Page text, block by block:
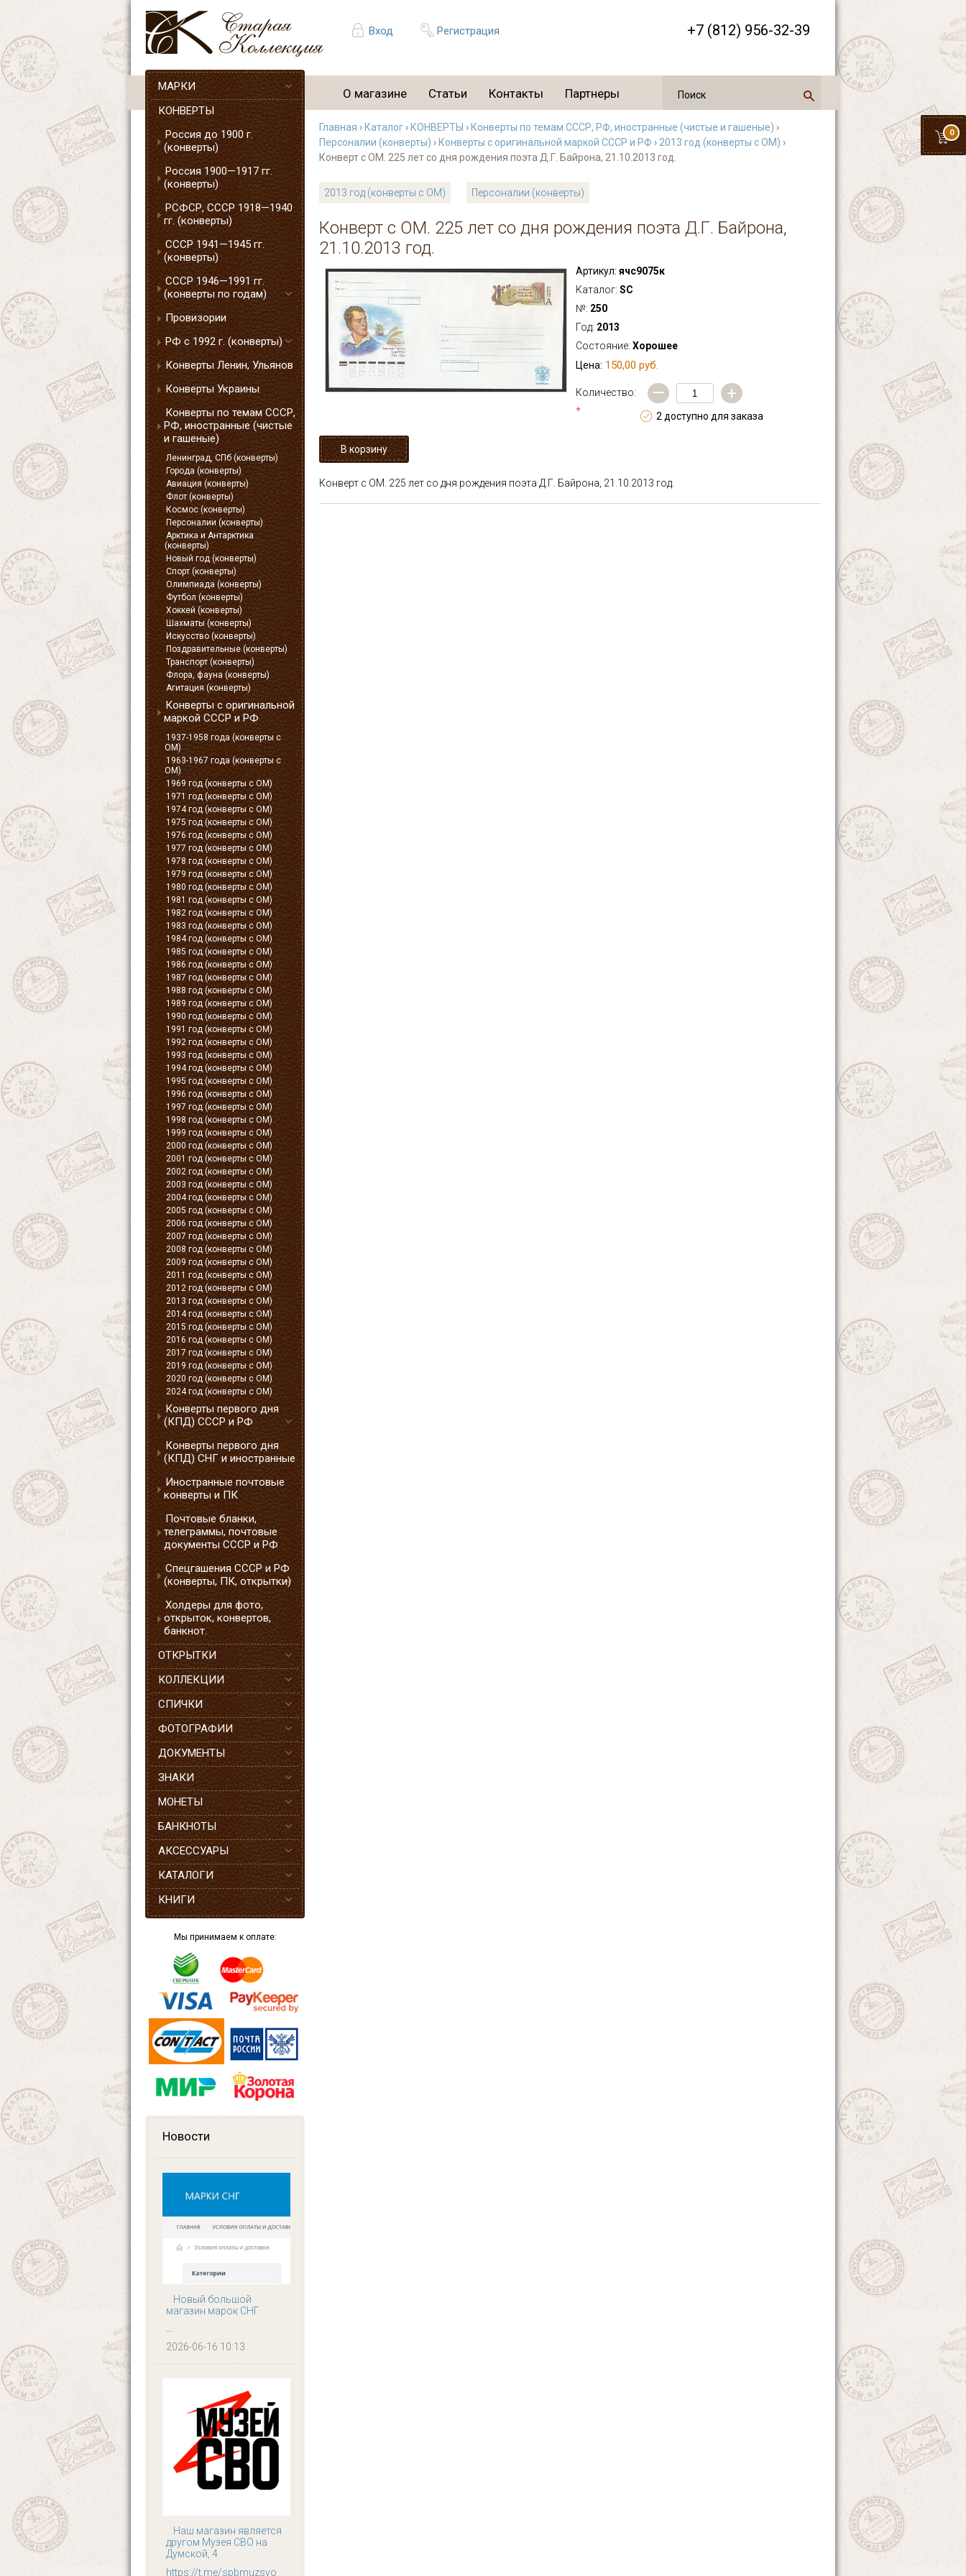
Вход Регистрация +7 (812) 956-32-39
0
О магазине Статьи Контакты Партнеры
МАРКИ
КОНВЕРТЫ
Россия до 1900 г.
(конверты)
Россия 1900—1917 гг.
(конверты)
РСФСР, СССР 1918—1940
гг. (конверты)
СССР 1941—1945 гг.
(конверты)
СССР 1946—1991 гг.
(конверты по годам)
Провизории
РФ с 1992 г. (конверты)
Конверты Ленин, Ульянов
Конверты Украины
Конверты по темам СССР,
РФ, иностранные (чистые
и гашеные)
Ленинград, СПб (конверты)
Города (конверты)
Авиация (конверты)
Флот (конверты)
Космос (конверты)
Персоналии (конверты)
Арктика и Антарктика
(конверты)
Новый год (конверты)
Спорт (конверты)
Олимпиада (конверты)
Футбол (конверты)
Хоккей (конверты)
Шахматы (конверты)
Искусство (конверты)
Поздравительные (конверты)
Транспорт (конверты)
Флора, фауна (конверты)
Агитация (конверты)
Конверты с оригинальной
маркой СССР и РФ
1937-1958 года (конверты с
ОМ)
1963-1967 года (конверты с
ОМ)
1969 год (конверты с ОМ)
1971 год (конверты с ОМ)
1974 год (конверты с ОМ)
1975 год (конверты с ОМ)
1976 год (конверты с ОМ)
1977 год (конверты с ОМ)
1978 год (конверты с ОМ)
1979 год (конверты с ОМ)
1980 год (конверты с ОМ)
1981 год (конверты с ОМ)
1982 год (конверты с ОМ)
1983 год (конверты с ОМ)
1984 год (конверты с ОМ)
1985 год (конверты с ОМ)
1986 год (конверты с ОМ)
1987 год (конверты с ОМ)
1988 год (конверты с ОМ)
1989 год (конверты с ОМ)
1990 год (конверты с ОМ)
1991 год (конверты с ОМ)
1992 год (конверты с ОМ)
1993 год (конверты с ОМ)
1994 год (конверты с ОМ)
1995 год (конверты с ОМ)
1996 год (конверты с ОМ)
1997 год (конверты с ОМ)
1998 год (конверты с ОМ)
1999 год (конверты с ОМ)
2000 год (конверты с ОМ)
2001 год (конверты с ОМ)
2002 год (конверты с ОМ)
2003 год (конверты с ОМ)
2004 год (конверты с ОМ)
2005 год (конверты с ОМ)
2006 год (конверты с ОМ)
2007 год (конверты с ОМ)
2008 год (конверты с ОМ)
2009 год (конверты с ОМ)
2011 год (конверты с ОМ)
2012 год (конверты с ОМ)
2013 год (конверты с ОМ)
2014 год (конверты с ОМ)
2015 год (конверты с ОМ)
2016 год (конверты с ОМ)
2017 год (конверты с ОМ)
2019 год (конверты с ОМ)
2020 год (конверты с ОМ)
2024 год (конверты с ОМ)
Конверты первого дня
(КПД) СССР и РФ
Конверты первого дня
(КПД) СНГ и иностранные
Иностранные почтовые
конверты и ПК
Почтовые бланки,
телеграммы, почтовые
документы СССР и РФ
Спецгашения СССР и РФ
(конверты, ПК, открытки)
Холдеры для фото,
открыток, конвертов,
банкнот.
ОТКРЫТКИ
КОЛЛЕКЦИИ
СПИЧКИ
ФОТОГРАФИИ
ДОКУМЕНТЫ
ЗНАКИ
МОНЕТЫ
БАНКНОТЫ
АКСЕССУАРЫ
КАТАЛОГИ
КНИГИ
Мы принимаем к оплате:
Новости
Новый большой
магазин марок СНГ
...
2026-06-16 10:13
Наш магазин является
другом Музея СВО на
Думской, 4
https://t.me/spbmuzsvo
Главная › Каталог › КОНВЕРТЫ › Конверты по темам СССР, РФ, иностранные (чистые и гашеные) ›
Персоналии (конверты) › Конверты с оригинальной маркой СССР и РФ › 2013 год (конверты с ОМ) ›
Конверт с ОМ. 225 лет со дня рождения поэта Д.Г. Байрона, 21.10.2013 год.
2013 год (конверты с ОМ) Персоналии (конверты)
Конверт с ОМ. 225 лет со дня рождения поэта Д.Г. Байрона,
21.10.2013 год.
Артикул: ячс9075к
Каталог: SC
№: 250
Год: 2013
Состояние: Хорошее
Цена: 150,00 руб.
Количество:
*
— +
2 доступно для заказа
Конверт с ОМ. 225 лет со дня рождения поэта Д.Г. Байрона, 21.10.2013 год.